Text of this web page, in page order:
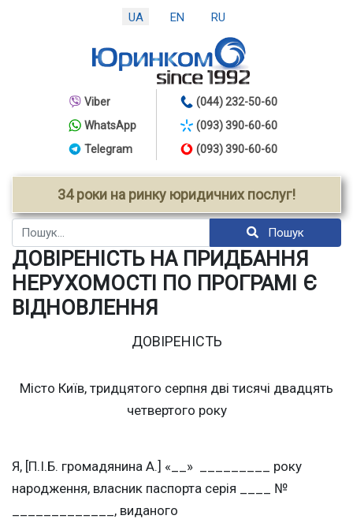
UA EN RU
Viber
WhatsApp
Telegram
(044) 232-50-60
(093) 390-60-60
(093) 390-60-60
34 роки на ринку юридичних послуг!
Пошук Пошук
ДОВІРЕНІСТЬ НА ПРИДБАННЯ
НЕРУХОМОСТІ ПО ПРОГРАМІ Є
ВІДНОВЛЕННЯ
ДОВІРЕНІСТЬ
Місто Київ, тридцятого серпня дві тисячі двадцять
четвертого року
Я, [П.І.Б. громадянина А.] «__» _________ року
народження, власник паспорта серія ____ №
_____________, виданого